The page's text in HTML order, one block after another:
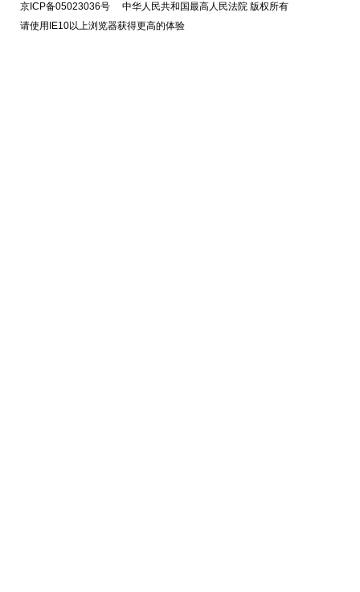
京ICP备05023036号 中华人民共和国最高人民法院 版权所有
请使用IE10以上浏览器获得更高的体验